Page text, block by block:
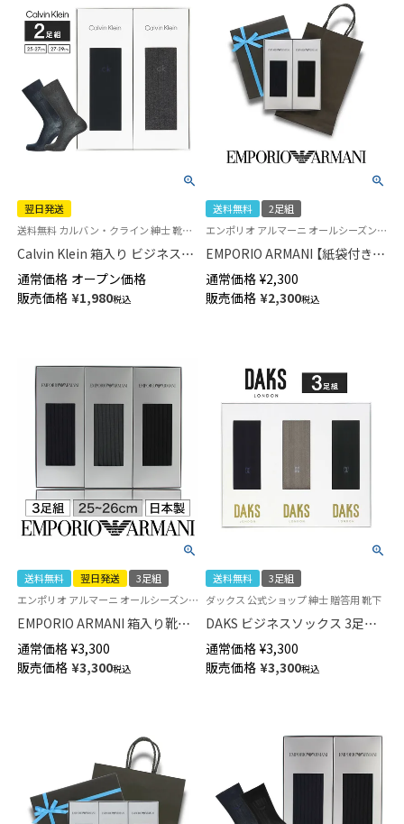
翌日発送
送料無料 カルバン・クライン 紳士 靴下 新生活 入学 入社
Calvin Klein 箱入り ビジネス靴
下 2足セット リブ編み 抗菌防臭
オールシーズン用 クルー丈 メ
ンズ【365日最短翌日発送】
通常価格 オープン価格
販売価格 ¥1,980税込
送料無料
2足組
エンポリオ アルマーニ オールシーズン用 靴下 紳士 男性 セット
EMPORIO ARMANI 【紙袋付き】
ギフトセット 2足セット Dress
リブソックス クルー丈 メンズ
02492040（EA-2P-RB） giftset
通常価格 ¥2,300
販売価格 ¥2,300税込
送料無料 翌日発送
3足組
エンポリオ アルマーニ オールシーズン用 日本製 紳士 靴下 ラッピング済 ギフト
EMPORIO ARMANI 箱入り靴下3
足セット ギフト用 Dress ビジネ
ス リブ 両面ロゴ刺繍 クルー丈
メンズ 【365日最短翌日発送】
通常価格 ¥3,300
販売価格 ¥3,300税込
送料無料
3足組
ダックス 公式ショップ 紳士 贈答用 靴下
DAKS ビジネスソックス 3足組
ギフトセット 綿100％ オールシ
ーズン用 クルー丈 メンズ 日本
製 包装済 02534008（DA-30）
通常価格 ¥3,300
販売価格 ¥3,300税込